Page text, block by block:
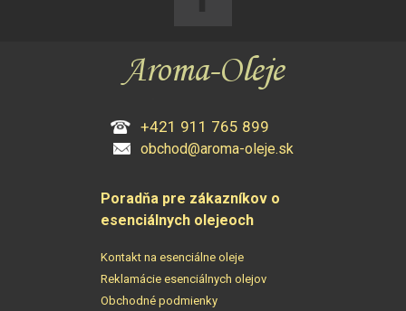
+421 911 765 899
obchod@aroma-oleje.sk
Poradňa pre zákazníkov o
esenciálnych olejeoch
Kontakt na esenciálne oleje
Reklamácie esenciálnych olejov
Obchodné podmienky